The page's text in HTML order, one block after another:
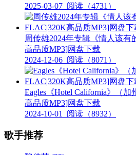
2025-03-07 阅读（4731）
周传雄2024年专辑《情人该有
高品质MP3]网盘下载
2024-12-06 阅读（8071）
Eagles《Hotel California》（
高品质MP3]网盘下载
2024-10-01
阅读（8932）
歌手推荐